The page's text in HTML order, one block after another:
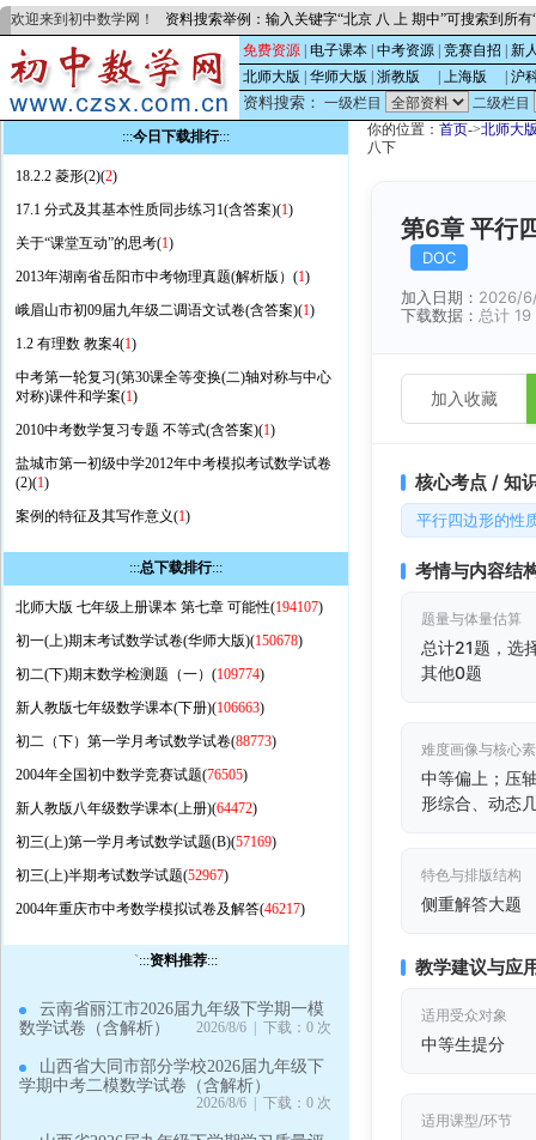
欢迎来到初中数学网！ 资料搜索举例：输入关键字“北京 八 上 期中”可搜索到所
免费资源 电子课本 中考资源 竞赛自招
新
北师大版
华师大版 浙教版 上海版 沪
资料搜索： 一级栏目
二级栏目
:::今日下载排行:::
18.2.2 菱形(2)(2)
17.1 分式及其基本性质同步练习1(含答案)(1)
关于“课堂互动”的思考(1)
2013年湖南省岳阳市中考物理真题(解析版）(1)
峨眉山市初09届九年级二调语文试卷(含答案)(1)
1.2 有理数 教案4(1)
中考第一轮复习(第30课全等变换(二)轴对称与中心
对称)课件和学案(1)
2010中考数学复习专题 不等式(含答案)(1)
盐城市第一初级中学2012年中考模拟考试数学试卷
(2)(1)
案例的特征及其写作意义(1)
:::总下载排行:::
北师大版 七年级上册课本 第七章 可能性(194107)
初一(上)期末考试数学试卷(华师大版)(150678)
初二(下)期末数学检测题（一）(109774)
新人教版七年级数学课本(下册)(106663)
初二（下）第一学月考试数学试卷(88773)
2004年全国初中数学竞赛试题(76505)
新人教版八年级数学课本(上册)(64472)
初三(上)第一学月考试数学试题(B)(57169)
初三(上)半期考试数学试题(52967)
2004年重庆市中考数学模拟试卷及解答(46217)
`:::资料推荐:::
云南省丽江市2026届九年级下学期一模
数学试卷（含解析）
2026/8/6 | 下载：0 次
山西省大同市部分学校2026届九年级下
学期中考二模数学试卷（含解析）
2026/8/6 | 下载：0 次
你的位置： 首页->北师大
八下
第6章 平行
DOC
加入日期： 2026/
下载数据： 总计
加入收藏
核心考点 / 知
平行四边形的性
考情与内容结
题量与体量估算
总计21题，选
其他0题
难度画像与核心
中等偏上；压
形综合、动态
特色与排版结构
侧重解答大题
教学建议与应
适用受众对象
中等生提分
适用课型/环节